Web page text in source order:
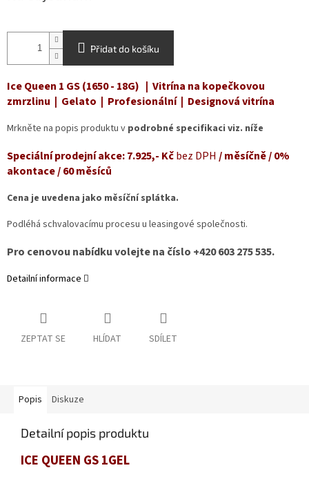
Přidat do košíku
Ice Queen 1 GS (1650 - 18G) | Vitrína na kopečkovou
zmrzlinu | Gelato | Profesionální | Designová vitrína
Mrkněte na popis produktu v podrobné specifikaci viz. níže
Speciální prodejní akce: 7.925,- Kčbez DPH / měsíčně / 0%
akontace / 60 měsíců
Cena je uvedena jako měsíční splátka.
Podléhá schvalovacímu procesu u leasingové společnosti.
Pro cenovou nabídku volejte na číslo +420 603 275 535.
Detailní informace
ZEPTAT SE HLÍDAT SDÍLET
Popis Diskuze
Detailní popis produktu
ICE QUEEN GS 1GEL